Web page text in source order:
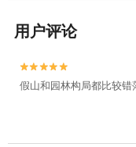
用户评论


假山和园林构局都比较